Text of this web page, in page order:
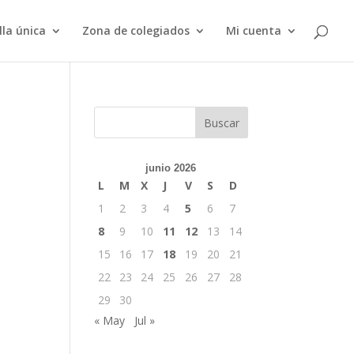
única Zona de colegiados Mi cuenta
Buscar
junio 2026
L M X J V S
D
1
2 3 4 5 6
7
8
9 10 11 12 13
14
15
16 17 18 19 20
21
22
23 24 25 26 27
28
29
30
« May
Jul »